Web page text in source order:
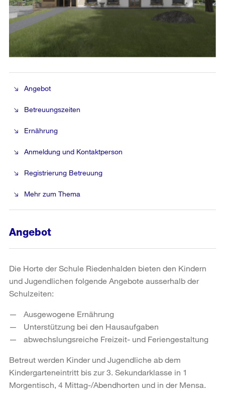
Angebot
Betreuungszeiten
Ernährung
Anmeldung und Kontaktperson
Registrierung Betreuung
Mehr zum Thema
Angebot
Die Horte der Schule Riedenhalden bieten den Kindern
und Jugendlichen folgende Angebote ausserhalb der
Schulzeiten:
Ausgewogene Ernährung
Unterstützung bei den Hausaufgaben
abwechslungsreiche Freizeit- und Feriengestaltung
Betreut werden Kinder und Jugendliche ab dem
Kindergarteneintritt bis zur 3. Sekundarklasse in 1
Morgentisch, 4 Mittag-/Abendhorten und in der Mensa.